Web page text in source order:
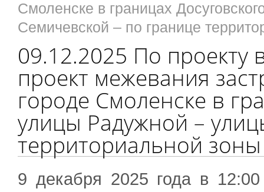
Смоленске в границах
Семичевской – по границе
09.12.2025 По проекту
проект межевания
городе Смоленске в
улицы Радужной –
территориальной
9 декабря 2025 года в